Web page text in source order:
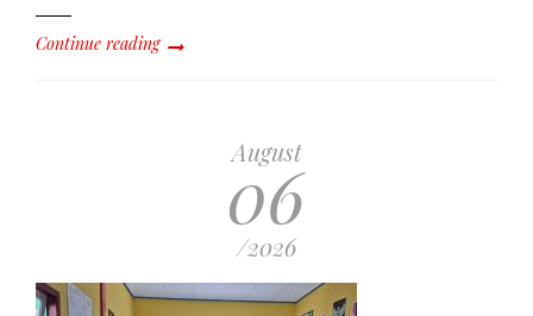
Continue reading
August
06
/2026